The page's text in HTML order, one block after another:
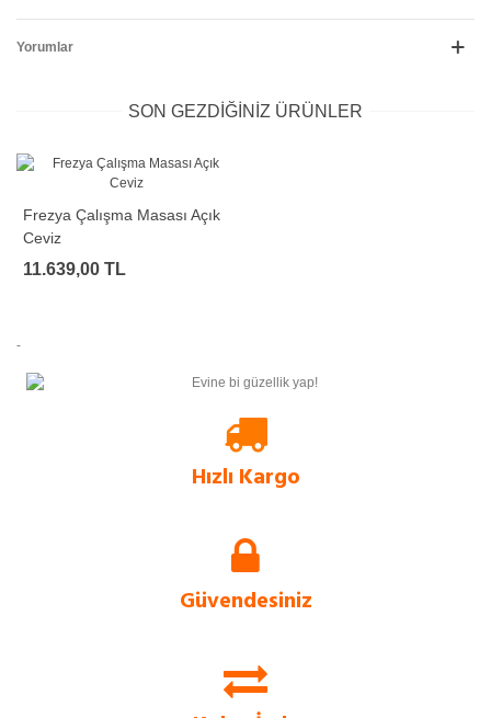
Yorumlar
SON GEZDIĞINIZ ÜRÜNLER
Frezya Çalışma Masası Açık
Ceviz
11.639,00 TL
-
Hızlı Kargo
Güvendesiniz